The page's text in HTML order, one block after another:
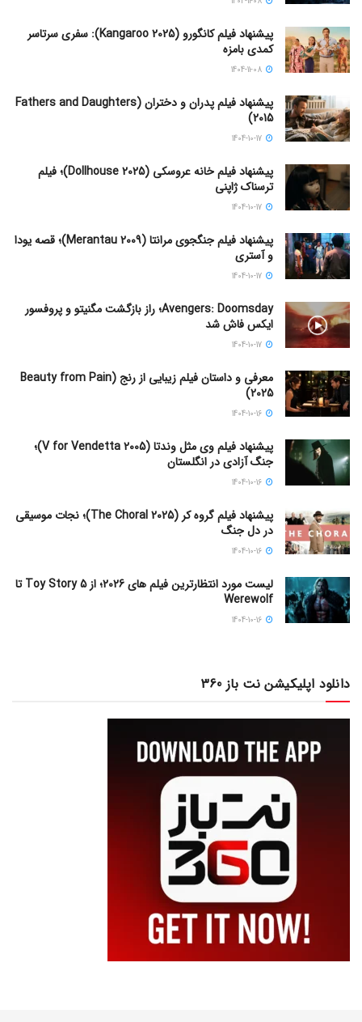
پیشنهاد فیلم کانگورو (Kangaroo 2025): سفری سرتاسر
کمدی بامزه
پیشنهاد فیلم پدران و دختران (Fathers and Daughters
2015)
پیشنهاد فیلم خانه عروسکی (Dollhouse 2025)؛ فیلم
ترسناک ژاپنی
پیشنهاد فیلم جنگجوی مرانتا (Merantau 2009)؛ قصه یودا
و آستری
Avengers: Doomsday؛ راز بازگشت مگنیتو و پروفسور
ایکس فاش شد
معرفی و داستان فیلم زیبایی از رنج (Beauty from Pain
2025)
پیشنهاد فیلم وی مثل وندتا (V for Vendetta 2005)؛
جنگ آزادی در انگلستان
پیشنهاد فیلم گروه کر (The Choral 2025)؛ نجات موسیقی
در دل جنگ
لیست مورد انتظارترین فیلم های 2026؛ از Toy Story 5 تا
Werewolf
دانلود اپلیکیشن نت باز 360